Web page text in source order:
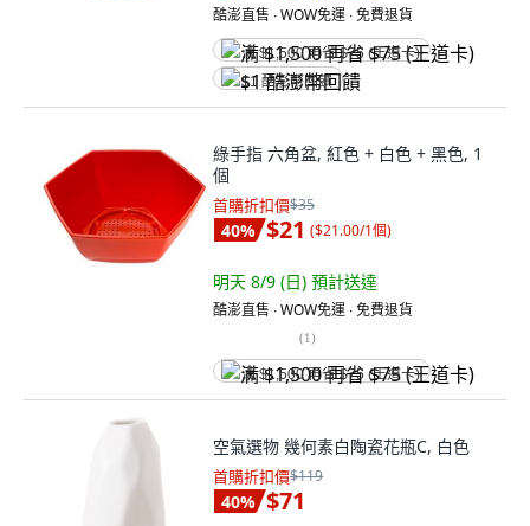
酷澎直售 ∙ WOW免運 ∙ 免費退貨
满 $1,500 再省 $75 (王道卡)
$1 酷澎幣回饋
綠手指 六角盆, 紅色 + 白色 + 黑色, 1
個
首購折扣價$35
40% $21 ($21.00/1個)
明天 8/9 (日) 預計送達
酷澎直售 ∙ WOW免運 ∙ 免費退貨
(1)
满 $1,500 再省 $75 (王道卡)
空氣選物 幾何素白陶瓷花瓶C, 白色
首購折扣價$119
40% $71